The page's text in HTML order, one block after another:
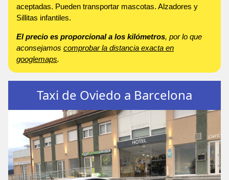
aceptadas. Pueden transportar mascotas. Alzadores y
Sillitas infantiles.
El precio es proporcional a los kilómetros, por lo que
aconsejamos comprobar la distancia exacta en
googlemaps.
Taxi de Oviedo a Barcelona